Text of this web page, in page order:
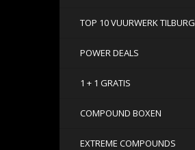
TOP 10 VUURWERK TILBURG
POWER DEALS
1 + 1 GRATIS
COMPOUND BOXEN
EXTREME COMPOUNDS